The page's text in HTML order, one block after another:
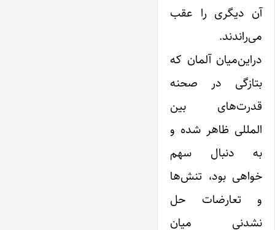
آن دیگری را عقب
می‌راندند.
در‌این‌میان آلمان‌ که
بتازگی در صحنه
قدرت‌های بین
المللی ظاهر شده و
به دنبال سهم
خواهی بود، تنش‌ها
و تعارضات حل
نشدنی میان